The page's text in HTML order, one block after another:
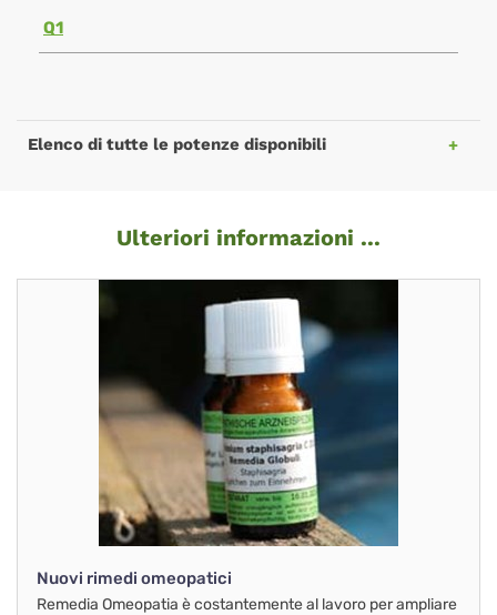
Q1
Elenco di tutte le potenze disponibili
Ulteriori informazioni ...
Nuovi rimedi omeopatici
Remedia Omeopatia è costantemente al lavoro per ampliare